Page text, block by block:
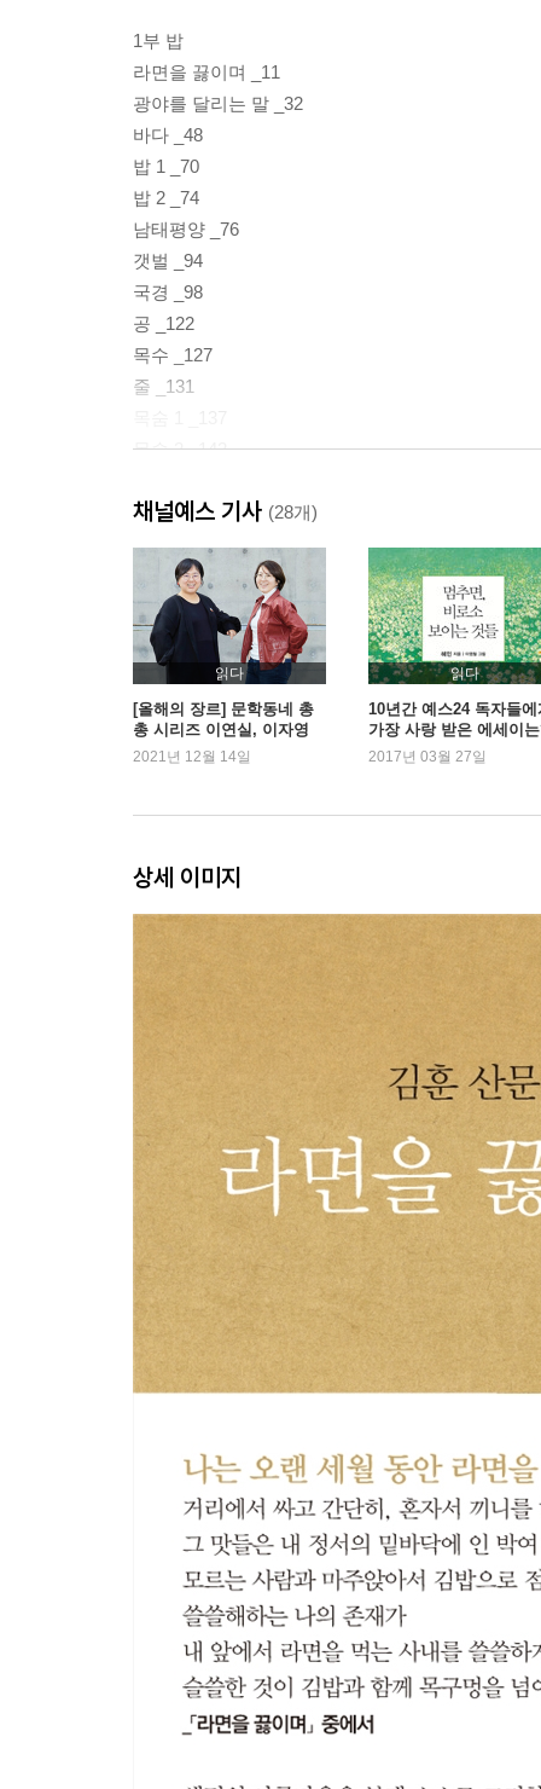
1부 밥
라면을 끓이며 _11
광야를 달리는 말 _32
바다 _48
밥 1 _70
밥 2 _74
남태평양 _76
갯벌 _94
국경 _98
공 _122
목수 _127
줄 _131
목숨 2 _142
2부 돈
세월호 _153
돈 1 _178
돈 2 _182
돈 3 _186
신호 _191
라파엘의 집 _195
서민 _197
러브 _201
3부 몸
바다의 기별 _223
여자 3 _243
여자 7 _262
손 1 _267
손 2 _278
발 1 _283
발 2 _289
평발 _293
4부 길
길 _299
고향 1 _307
고향 2 _317
고향 3 _327
쇠 _332
가마 _343
셋 _349
까치 _353
꽃 _357
수박 _365
채널예스 기사 (28개)
읽다
[올해의 장르] 문학동네 총
총 시리즈 이연실, 이자영
편집자
2021년 12월 14일
읽다
10년간 예스24 독자들에
가장 사랑 받은 에세이
2017년 03월 27일
상세 이미지